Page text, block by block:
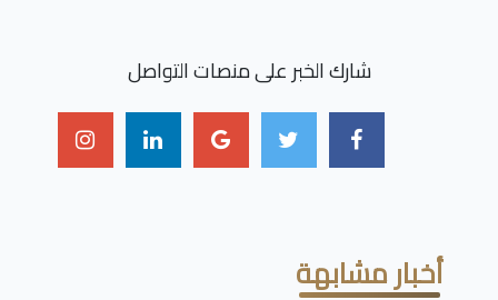
شارك الخبر على منصات التواصل
أخبار مشابهة